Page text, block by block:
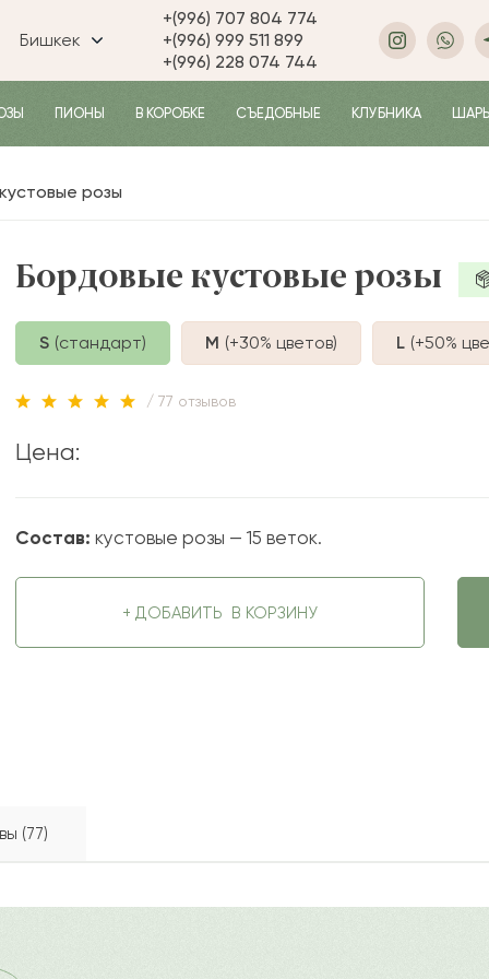
Бишкек
+(996) 707 804 774
+(996) 999 511 899
+(996) 228 074 744
ПИОНЫ В КОРОБКЕ СЪЕДОБНЫЕ КЛУБНИКА
розы
Бордовые кустовые розы
S (стандарт) M (+30% цветов) L (+50%
/ 77 отзывов
Цена:
Состав: кустовые розы — 15 веток.
+ ДОБАВИТЬ В КОРЗИНУ
(77)
страстные чувства. Крупные яркие цветы с